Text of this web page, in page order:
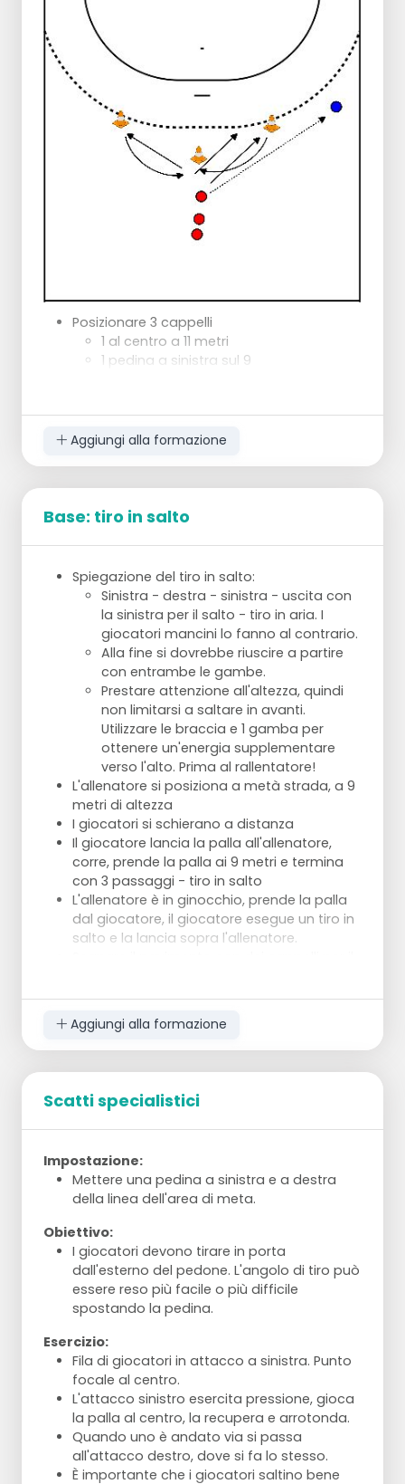
Posizionare 3 cappelli
1 al centro a 11 metri
1 pedina a sinistra sul 9
2 metri dal pedone di destra.
Il costruttore fa pressione sul primo pedone
palla e la passa al pedone di sinistra.
Lancia la palla al giocatore che parte dal
recupera e gira in porta, a 9 metri.
Aggiungi alla formazione
Base: tiro in salto
Spiegazione del tiro in salto:
Sinistra - destra - sinistra - uscita con
la sinistra per il salto - tiro in aria. I
giocatori mancini lo fanno al contrario.
Alla fine si dovrebbe riuscire a partire
con entrambe le gambe.
Prestare attenzione all'altezza, quindi
non limitarsi a saltare in avanti.
Utilizzare le braccia e 1 gamba per
ottenere un'energia supplementare
verso l'alto. Prima al rallentatore!
L'allenatore si posiziona a metà strada, a 9
metri di altezza
I giocatori si schierano a distanza
Il giocatore lancia la palla all'allenatore,
corre, prende la palla ai 9 metri e termina
con 3 passaggi - tiro in salto
L'allenatore è in ginocchio, prende la palla
dal giocatore, il giocatore esegue un tiro in
salto e la lancia sopra l'allenatore.
con 1 o 3 passaggi.
Aggiungi alla formazione
Scatti specialistici
Impostazione:
Mettere una pedina a sinistra e a destra
della linea dell'area di meta.
Obiettivo:
I giocatori devono tirare in porta
dall'esterno del pedone. L'angolo di tiro può
essere reso più facile o più difficile
spostando la pedina.
Esercizio:
Fila di giocatori in attacco a sinistra. Punto
focale al centro.
L'attacco sinistro esercita pressione, gioca
la palla al centro, la recupera e arrotonda.
Quando uno è andato via si passa
all'attacco destro, dove si fa lo stesso.
È importante che i giocatori saltino bene